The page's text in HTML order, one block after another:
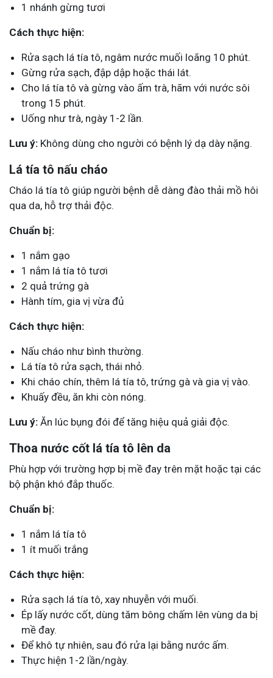
1 nhánh gừng tươi
Cách thực hiện:
Rửa sạch lá tía tô, ngâm nước muối loãng 10 phút.
Gừng rửa sạch, đập dập hoặc thái lát.
Cho lá tía tô và gừng vào ấm trà, hãm với nước sôi
trong 15 phút.
Uống như trà, ngày 1-2 lần.
Lưu ý: Không dùng cho người có bệnh lý dạ dày nặng.
Lá tía tô nấu cháo
Cháo lá tía tô giúp người bệnh dễ dàng đào thải mồ hôi
qua da, hỗ trợ thải độc.
Chuẩn bị:
1 nắm gạo
1 nắm lá tía tô tươi
2 quả trứng gà
Hành tím, gia vị vừa đủ
Cách thực hiện:
Nấu cháo như bình thường.
Lá tía tô rửa sạch, thái nhỏ.
Khi cháo chín, thêm lá tía tô, trứng gà và gia vị vào.
Khuấy đều, ăn khi còn nóng.
Lưu ý: Ăn lúc bụng đói để tăng hiệu quả giải độc.
Thoa nước cốt lá tía tô lên da
Phù hợp với trường hợp bị mề đay trên mặt hoặc tại các
bộ phận khó đắp thuốc.
Chuẩn bị:
1 nắm lá tía tô
1 ít muối trắng
Cách thực hiện:
Rửa sạch lá tía tô, xay nhuyễn với muối.
Ép lấy nước cốt, dùng tăm bông chấm lên vùng da bị
mề đay.
Để khô tự nhiên, sau đó rửa lại bằng nước ấm.
Thực hiện 1-2 lần/ngày.